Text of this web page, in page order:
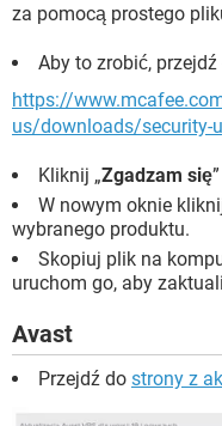
za pomocą prostego
Aby to zrobić, przejdź
https://
us/downloads/security-
Kliknij „Zgadzam się”
W nowym oknie
wybranego produktu.
Skopiuj plik na
uruchom go, aby
Avast
Przejdź do strony z